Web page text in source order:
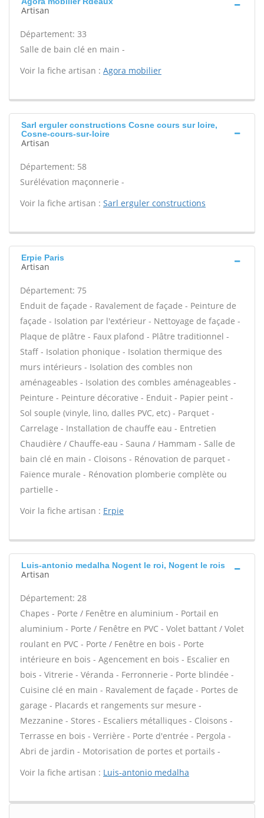
Artisan
Département: 33
Salle de bain clé en main -
Voir la fiche artisan : Agora mobilier
Sarl erguler constructions Cosne cours sur loire,
Cosne-cours-sur-loire
Artisan
Département: 58
Surélévation maçonnerie -
Voir la fiche artisan : Sarl erguler constructions
Erpie Paris
Artisan
Département: 75
Enduit de façade - Ravalement de façade - Peinture de
façade - Isolation par l'extérieur - Nettoyage de façade -
Plaque de plâtre - Faux plafond - Plâtre traditionnel -
Staff - Isolation phonique - Isolation thermique des
murs intérieurs - Isolation des combles non
aménageables - Isolation des combles aménageables -
Peinture - Peinture décorative - Enduit - Papier peint -
Sol souple (vinyle, lino, dalles PVC, etc) - Parquet -
Carrelage - Installation de chauffe eau - Entretien
Chaudière / Chauffe-eau - Sauna / Hammam - Salle de
bain clé en main - Cloisons - Rénovation de parquet -
Faïence murale - Rénovation plomberie complète ou
partielle -
Voir la fiche artisan : Erpie
Luis-antonio medalha Nogent le roi, Nogent le rois
Artisan
Département: 28
Chapes - Porte / Fenêtre en aluminium - Portail en
aluminium - Porte / Fenêtre en PVC - Volet battant / Volet
roulant en PVC - Porte / Fenêtre en bois - Porte
intérieure en bois - Agencement en bois - Escalier en
bois - Vitrerie - Véranda - Ferronnerie - Porte blindée -
Cuisine clé en main - Ravalement de façade - Portes de
garage - Placards et rangements sur mesure -
Mezzanine - Stores - Escaliers métalliques - Cloisons -
Terrasse en bois - Verrière - Porte d'entrée - Pergola -
Abri de jardin - Motorisation de portes et portails -
Voir la fiche artisan : Luis-antonio medalha